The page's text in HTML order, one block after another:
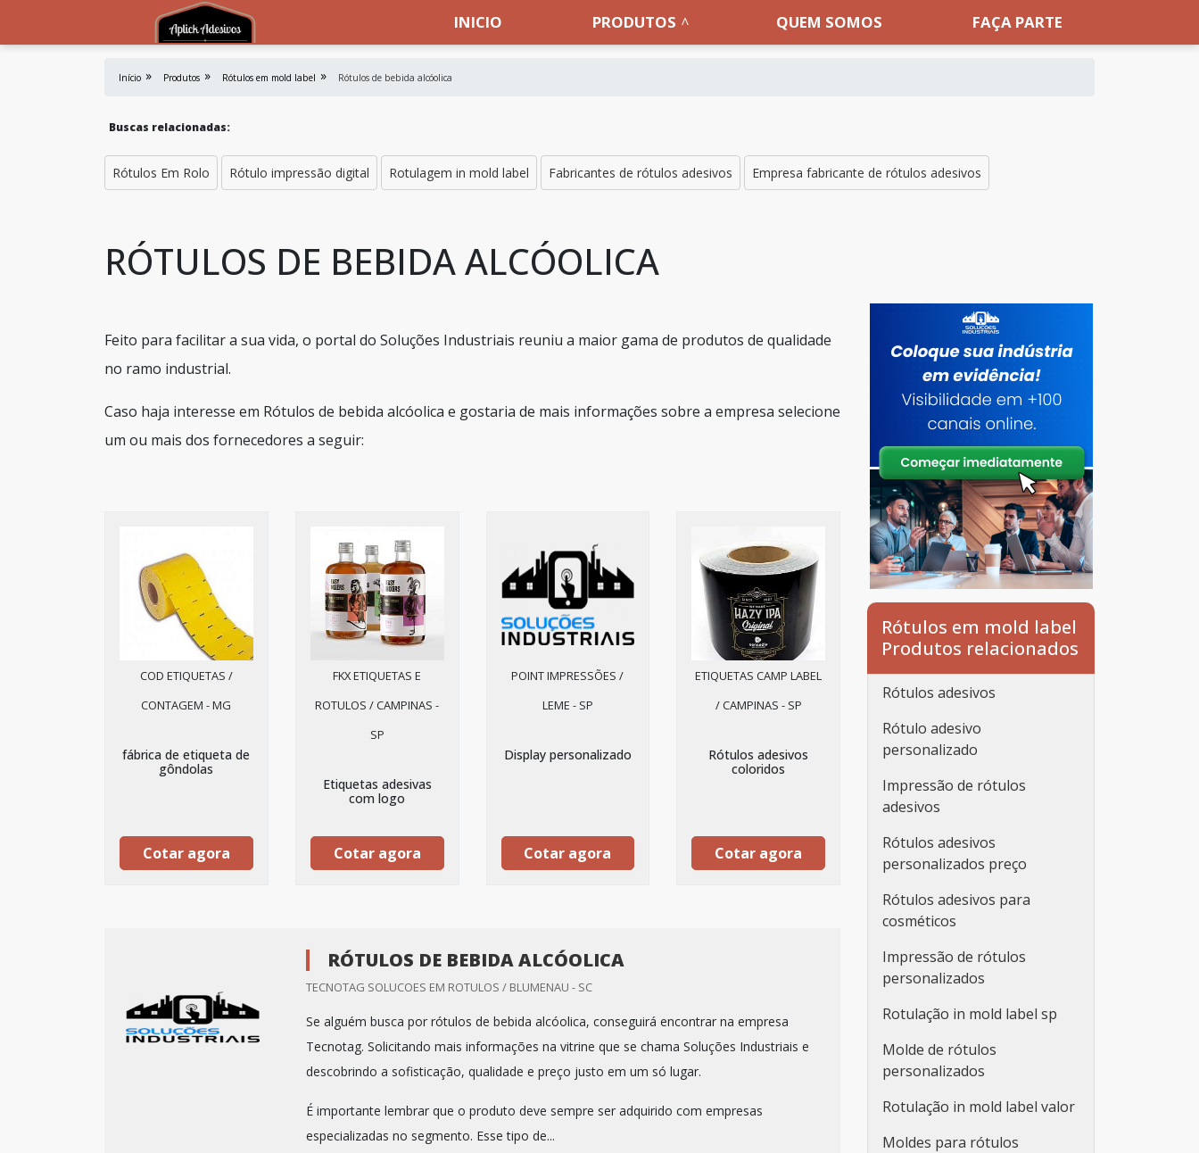
INICIO PRODUTOS QUEM SOMOS FAÇA PARTE
Início Produtos Rótulos em mold label Rótulos de bebida alcóolica
Buscas relacionadas:
Rótulos Em Rolo Rótulo impressão digital Rotulagem in mold label Fabricantes de rótulos adesivos Empresa fabricante de rótulos adesivos
RÓTULOS DE BEBIDA ALCÓOLICA
Feito para facilitar a sua vida, o portal do Soluções Industriais reuniu a maior gama de produtos de qualidade
no ramo industrial.
Caso haja interesse em Rótulos de bebida alcóolica e gostaria de mais informações sobre a empresa selecione
um ou mais dos fornecedores a seguir:
COD ETIQUETAS /
CONTAGEM - MG
fábrica de etiqueta de
gôndolas
Cotar agora
FKX ETIQUETAS E
ROTULOS / CAMPINAS -
SP
Etiquetas adesivas
com logo
Cotar agora
POINT IMPRESSÕES /
LEME - SP
Display personalizado
Cotar agora
ETIQUETAS CAMP LABEL
/ CAMPINAS - SP
Rótulos adesivos
coloridos
Cotar agora
RÓTULOS DE BEBIDA ALCÓOLICA
TECNOTAG SOLUCOES EM ROTULOS / BLUMENAU - SC
Se alguém busca por rótulos de bebida alcóolica, conseguirá encontrar na empresa
Tecnotag. Solicitando mais informações na vitrine que se chama Soluções Industriais e
descobrindo a sofisticação, qualidade e preço justo em um só lugar.
É importante lembrar que o produto deve sempre ser adquirido com empresas
especializadas no segmento. Esse tipo de...
Rótulos em mold label
Produtos relacionados
Rótulos adesivos
Rótulo adesivo
personalizado
Impressão de rótulos
adesivos
Rótulos adesivos
personalizados preço
Rótulos adesivos para
cosméticos
Impressão de rótulos
personalizados
Rotulação in mold label sp
Molde de rótulos
personalizados
Rotulação in mold label valor
Moldes para rótulos